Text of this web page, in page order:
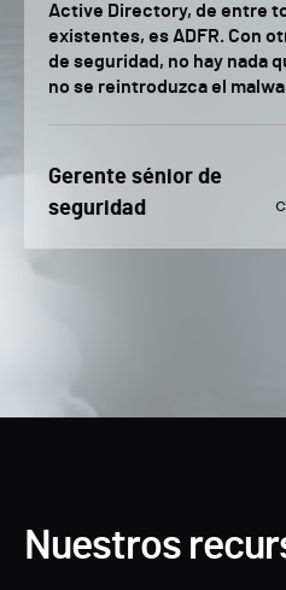
Active Directory, de entre
existentes, es ADFR. Con
de seguridad, no hay nada
no se reintroduzca el
Gerente sénior de
seguridad
Nuestros